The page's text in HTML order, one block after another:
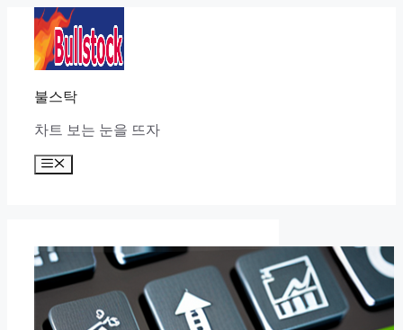
content
불스탁
차트 보는 눈을 뜨자
Menu